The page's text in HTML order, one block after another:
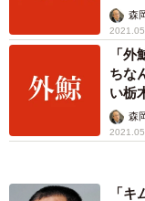
森
「
ちな
い栃
森
「